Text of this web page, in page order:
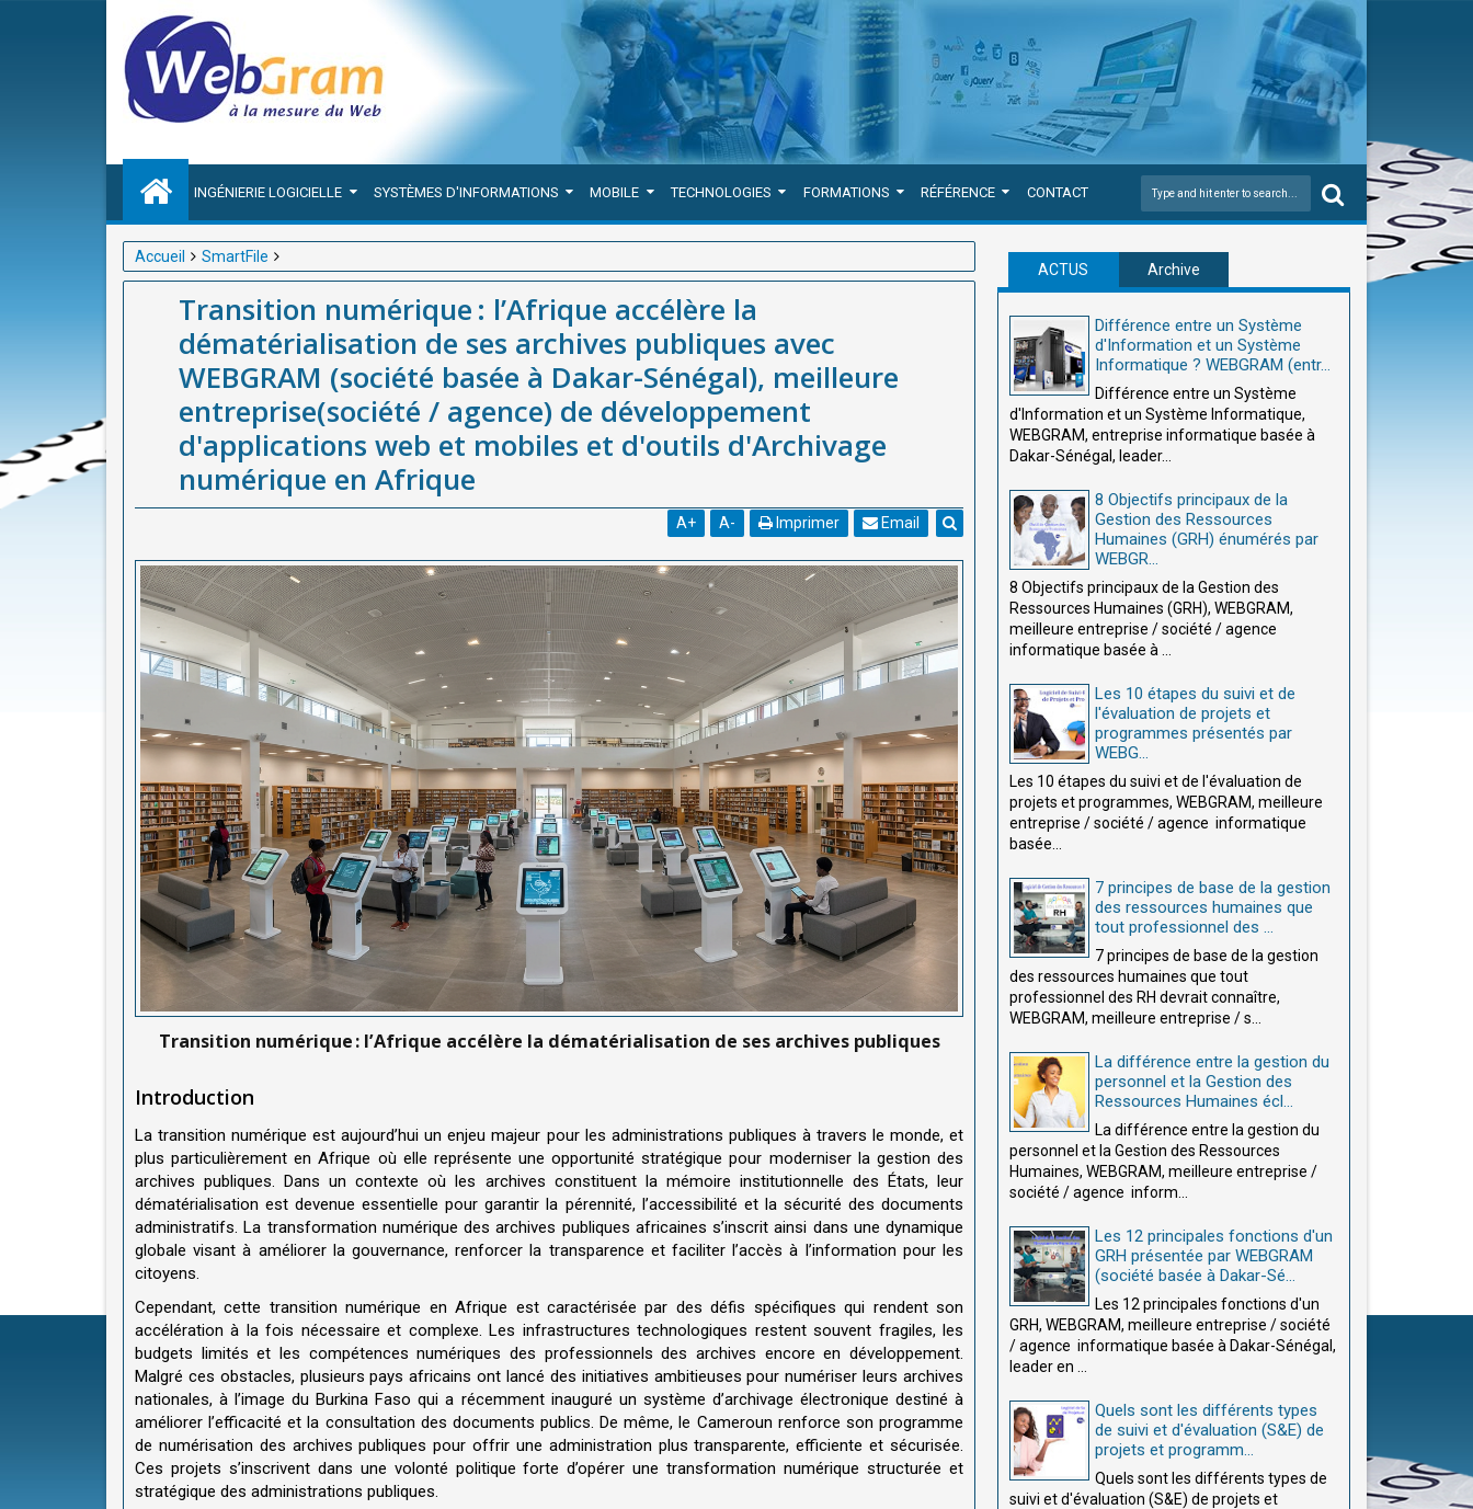
INGÉNIERIE LOGICIELLE SYSTÈMES D'INFORMATIONS MOBILE TECHNOLOGIES FORMATIONS RÉFÉRENCE CONTACT
Accueil
SmartFile
Transition numérique : l’Afrique accélère la dématérialisation de ses archives publiques avec WEBGRAM (société basée
à Dakar-Sénégal), meilleure entreprise(société / agence) de développement d'applications web et mobiles et d'outils
d'Archivage numérique en Afrique
Transition numérique : l’Afrique accélère la
dématérialisation de ses archives publiques avec
WEBGRAM (société basée à Dakar-Sénégal), meilleure
entreprise(société / agence) de développement
d'applications web et mobiles et d'outils d'Archivage
numérique en Afrique
A+ A- Imprimer Email
Transition numérique : l’Afrique accélère la dématérialisation de ses archives publiques
Introduction
La transition numérique est aujourd’hui un enjeu majeur pour les administrations publiques à travers le monde, et
plus particulièrement en Afrique où elle représente une opportunité stratégique pour moderniser la gestion des
archives publiques. Dans un contexte où les archives constituent la mémoire institutionnelle des États, leur
dématérialisation est devenue essentielle pour garantir la pérennité, l’accessibilité et la sécurité des documents
administratifs. La transformation numérique des archives publiques africaines s’inscrit ainsi dans une dynamique
globale visant à améliorer la gouvernance, renforcer la transparence et faciliter l’accès à l’information pour les
citoyens.
Cependant, cette transition numérique en Afrique est caractérisée par des défis spécifiques qui rendent son
accélération à la fois nécessaire et complexe. Les infrastructures technologiques restent souvent fragiles, les
budgets limités et les compétences numériques des professionnels des archives encore en développement.
Malgré ces obstacles, plusieurs pays africains ont lancé des initiatives ambitieuses pour numériser leurs archives
nationales, à l’image du Burkina Faso qui a récemment inauguré un système d’archivage électronique destiné à
améliorer l’efficacité et la consultation des documents publics. De même, le Cameroun renforce son programme
de numérisation des archives publiques pour offrir une administration plus transparente, efficiente et sécurisée.
Ces projets s’inscrivent dans une volonté politique forte d’opérer une transformation numérique structurée et
stratégique des administrations publiques.
ACTUS Archive
Différence entre un Système
d'Information et un Système
Informatique ? WEBGRAM (entr...
Différence entre un Système
d'Information et un Système Informatique,
WEBGRAM, entreprise informatique basée à
Dakar-Sénégal, leader...
8 Objectifs principaux de la
Gestion des Ressources
Humaines (GRH) énumérés par
WEBGR...
8 Objectifs principaux de la Gestion des
Ressources Humaines (GRH), WEBGRAM,
meilleure entreprise / société / agence
informatique basée à ...
Les 10 étapes du suivi et de
l'évaluation de projets et
programmes présentés par
WEBG...
Les 10 étapes du suivi et de l'évaluation de
projets et programmes, WEBGRAM, meilleure
entreprise / société / agence informatique
basée...
7 principes de base de la gestion
des ressources humaines que
tout professionnel des ...
7 principes de base de la gestion
des ressources humaines que tout
professionnel des RH devrait connaître,
WEBGRAM, meilleure entreprise / s...
La différence entre la gestion du
personnel et la Gestion des
Ressources Humaines écl...
La différence entre la gestion du
personnel et la Gestion des Ressources
Humaines, WEBGRAM, meilleure entreprise /
société / agence inform...
Les 12 principales fonctions d'un
GRH présentée par WEBGRAM
(société basée à Dakar-Sé...
Les 12 principales fonctions d'un
GRH, WEBGRAM, meilleure entreprise / société
/ agence informatique basée à Dakar-Sénégal,
leader en ...
Quels sont les différents types
de suivi et d'évaluation (S&E) de
projets et programm...
Quels sont les différents types de
suivi et d'évaluation (S&E) de projets et